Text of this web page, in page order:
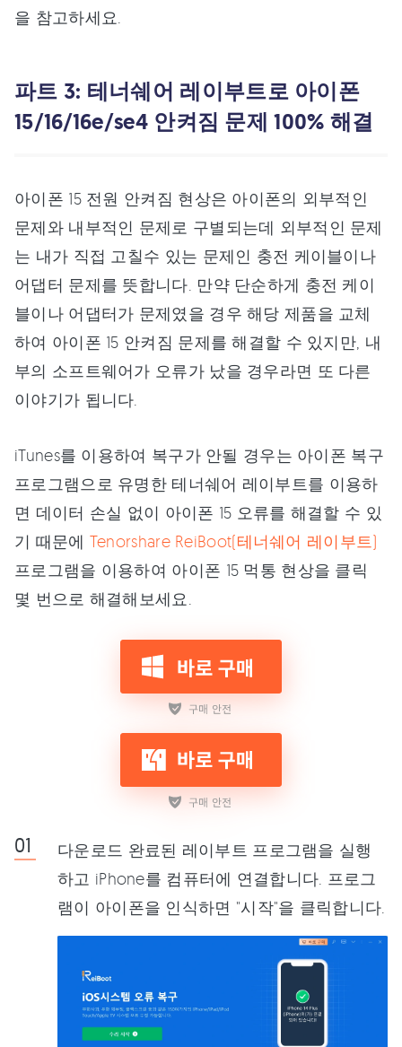
을 참고하세요.
파트 3: 테너쉐어 레이부트로 아이폰
15/16/16e/se4 안켜짐 문제 100% 해결
아이폰 15 전원 안켜짐 현상은 아이폰의 외부적인
문제와 내부적인 문제로 구별되는데 외부적인 문제
는 내가 직접 고칠수 있는 문제인 충전 케이블이나
어댑터 문제를 뜻합니다. 만약 단순하게 충전 케이
블이나 어댑터가 문제였을 경우 해당 제품을 교체
하여 아이폰 15 안켜짐 문제를 해결할 수 있지만, 내
부의 소프트웨어가 오류가 났을 경우라면 또 다른
이야기가 됩니다.
iTunes를 이용하여 복구가 안될 경우는 아이폰 복구
프로그램으로 유명한 테너쉐어 레이부트를 이용하
면 데이터 손실 없이 아이폰 15 오류를 해결할 수 있
기 때문에 Tenorshare ReiBoot(테너쉐어 레이부트)
프로그램을 이용하여 아이폰 15 먹통 현상을 클릭
몇 번으로 해결해보세요.
다운로드 완료된 레이부트 프로그램을 실행
하고 iPhone를 컴퓨터에 연결합니다. 프로그
램이 아이폰을 인식하면 "시작"을 클릭합니다.